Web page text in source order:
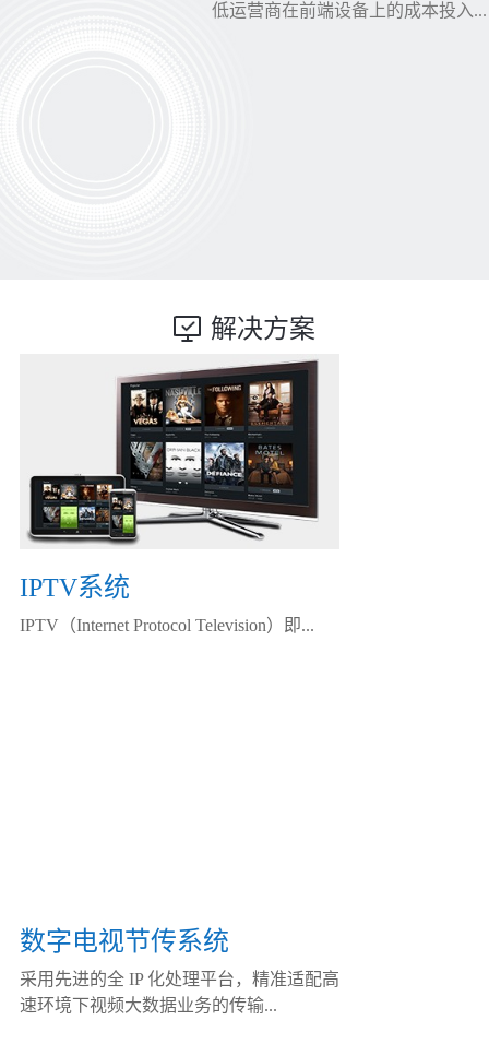
低运营商在前端设备上的成本投入...
解决方案
IPTV系统
IPTV（Internet Protocol Television）即...
数字电视节传系统
采用先进的全 IP 化处理平台，精准适配高
速环境下视频大数据业务的传输...